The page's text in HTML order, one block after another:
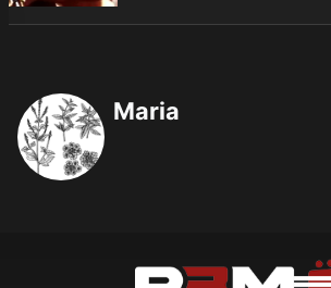
Maria